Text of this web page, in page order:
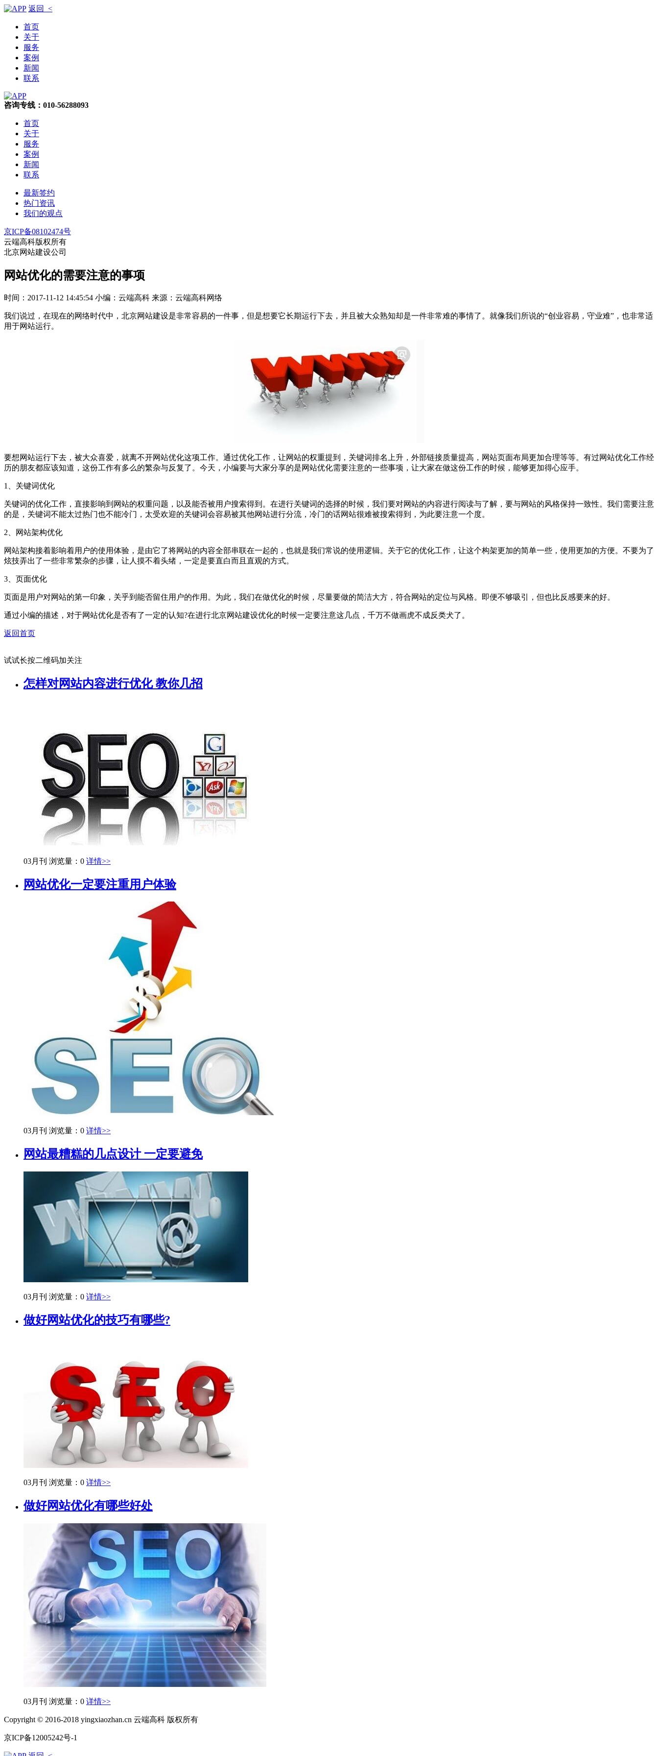
返回 <
首页
关于
服务
案例
新闻
联系
咨询专线：010-56288093
首页
关于
服务
案例
新闻
联系
最新签约
热门资讯
我们的观点
京ICP备08102474号
云端高科版权所有
北京网站建设公司
网站优化的需要注意的事项
时间：2017-11-12 14:45:54 小编：云端高科 来源：云端高科网络
我们说过，在现在的网络时代中，北京网站建设是非常容易的一件事，但是想要它长期运行下去，并且被大众熟知却是一件非常难的事情了。就像我们所说的“创业容易，守业难”，也非常适
用于网站运行。
要想网站运行下去，被大众喜爱，就离不开网站优化这项工作。通过优化工作，让网站的权重提到，关键词排名上升，外部链接质量提高，网站页面布局更加合理等等。有过网站优化工作经
历的朋友都应该知道，这份工作有多么的繁杂与反复了。今天，小编要与大家分享的是网站优化需要注意的一些事项，让大家在做这份工作的时候，能够更加得心应手。
1、关键词优化
关键词的优化工作，直接影响到网站的权重问题，以及能否被用户搜索得到。在进行关键词的选择的时候，我们要对网站的内容进行阅读与了解，要与网站的风格保持一致性。我们需要注意
的是，关键词不能太过热门也不能冷门，太受欢迎的关键词会容易被其他网站进行分流，冷门的话网站很难被搜索得到，为此要注意一个度。
2、网站架构优化
网站架构接着影响着用户的使用体验，是由它了将网站的内容全部串联在一起的，也就是我们常说的使用逻辑。关于它的优化工作，让这个构架更加的简单一些，使用更加的方便。不要为了
炫技弄出了一些非常繁杂的步骤，让人摸不着头绪，一定是要直白而且直观的方式。
3、页面优化
页面是用户对网站的第一印象，关乎到能否留住用户的作用。为此，我们在做优化的时候，尽量要做的简洁大方，符合网站的定位与风格。即便不够吸引，但也比反感要来的好。
通过小编的描述，对于网站优化是否有了一定的认知?在进行北京网站建设优化的时候一定要注意这几点，千万不做画虎不成反类犬了。
返回首页
试试长按二维码加关注
怎样对网站内容进行优化 教你几招
03月刊 浏览量：0 详情>>
网站优化一定要注重用户体验
03月刊 浏览量：0 详情>>
网站最糟糕的几点设计 一定要避免
03月刊 浏览量：0 详情>>
做好网站优化的技巧有哪些?
03月刊 浏览量：0 详情>>
做好网站优化有哪些好处
03月刊 浏览量：0 详情>>
Copyright © 2016-2018 yingxiaozhan.cn 云端高科 版权所有
京ICP备12005242号-1